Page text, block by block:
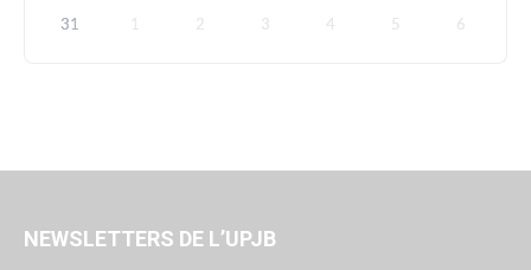
31 1 2 3 4 5 6
NEWSLETTERS DE L’UPJB